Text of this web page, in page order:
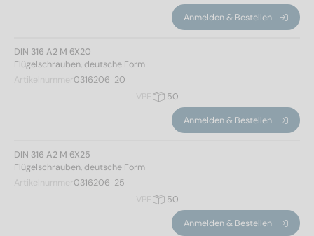
Anmelden & Bestellen
DIN 316 A2 M 6X20
Flügelschrauben, deutsche Form
Artikelnummer0316206  20
VPE
50
Anmelden & Bestellen
DIN 316 A2 M 6X25
Flügelschrauben, deutsche Form
Artikelnummer0316206  25
VPE
50
Anmelden & Bestellen